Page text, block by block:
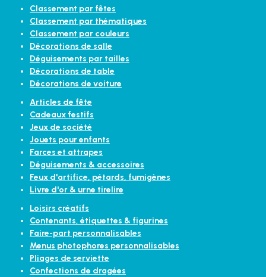
Classement par fêtes
Classement par thématiques
Classement par couleurs
Décorations de salle
Déguisements par tailles
Décorations de table
Décorations de voiture
Articles de fête
Cadeaux festifs
Jeux de société
Jouets pour enfants
Farces et attrapes
Déguisements & accessoires
Feux d'artifice, pétards, fumigènes
Livre d'or & urne tirelire
Loisirs créatifs
Contenants, étiquettes & figurines
Faire-part personnalisables
Menus photophores personnalisables
Pliages de serviette
Confections de dragées